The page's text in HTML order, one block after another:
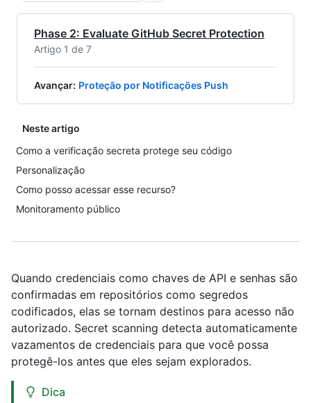
Phase 2: Evaluate GitHub Secret Protection
Artigo 1 de 7
Avançar: Proteção por Notificações Push
Neste artigo
Como a verificação secreta protege seu código
Personalização
Como posso acessar esse recurso?
Monitoramento público
Quando credenciais como chaves de API e senhas são
confirmadas em repositórios como segredos
codificados, elas se tornam destinos para acesso não
autorizado. Secret scanning detecta automaticamente
vazamentos de credenciais para que você possa
protegê-los antes que eles sejam explorados.
Dica